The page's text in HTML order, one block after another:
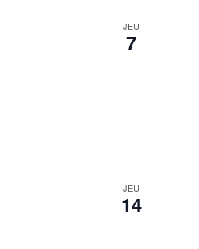
JEU
7
JEU
14